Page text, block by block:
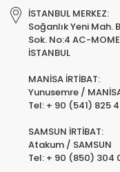
İSTANBUL MERKEZ:
Soğanlık Yeni Mah.
Sok. No:4 AC-
İSTANBUL
MANİSA İRTİBAT:
Yunusemre /
Tel: + 90 (541) 825
SAMSUN İRTİBAT:
Atakum / SAMSUN
Tel: + 90 (850) 304